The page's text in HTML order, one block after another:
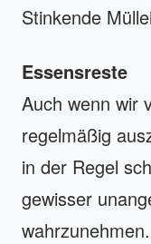
Stinkende
Essensreste
Auch wenn wir
regelmäßig
in der Regel
gewisser